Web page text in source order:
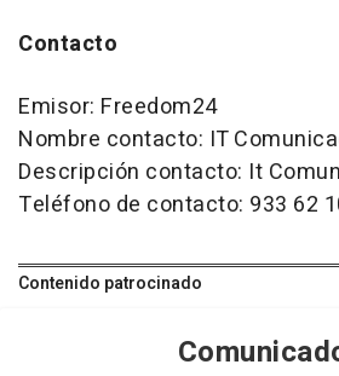
Contacto
Emisor: Freedom24
Nombre contacto: IT
Descripción contacto: It
Teléfono de contacto: 933 62
Contenido patrocinado